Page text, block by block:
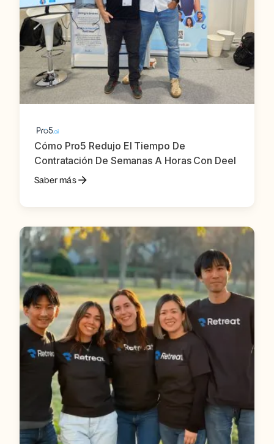
Cómo Pro5 Redujo El Tiempo De
Contratación De Semanas A Horas Con Deel
Saber más